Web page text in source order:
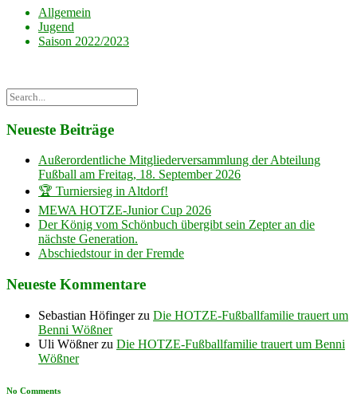
Allgemein
Jugend
Saison 2022/2023
Neueste Beiträge
Außerordentliche Mitgliederversammlung der Abteilung
Fußball am Freitag, 18. September 2026
🏆 Turniersieg in Altdorf!
MEWA HOTZE-Junior Cup 2026
Der König vom Schönbuch übergibt sein Zepter an die
nächste Generation.
Abschiedstour in der Fremde
Neueste Kommentare
Sebastian Höfingerzu Die HOTZE-Fußballfamilie trauert um
Benni Wößner
Uli Wößnerzu Die HOTZE-Fußballfamilie trauert um Benni
Wößner
No Comments